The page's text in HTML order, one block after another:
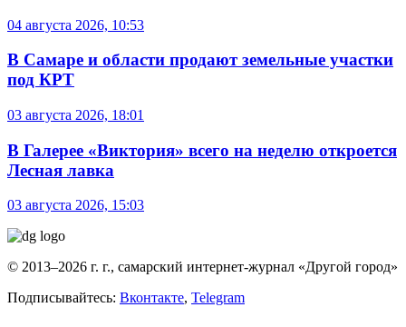
04 августа 2026, 10:53
В Самаре и области продают земельные участки
под КРТ
03 августа 2026, 18:01
В Галерее «Виктория» всего на неделю откроется
Лесная лавка
03 августа 2026, 15:03
© 2013–2026 г. г., самарский интернет-журнал «Другой город»
Подписывайтесь: Вконтакте, Telegram